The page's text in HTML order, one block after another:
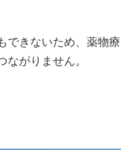
できないため、薬物療
がりません。